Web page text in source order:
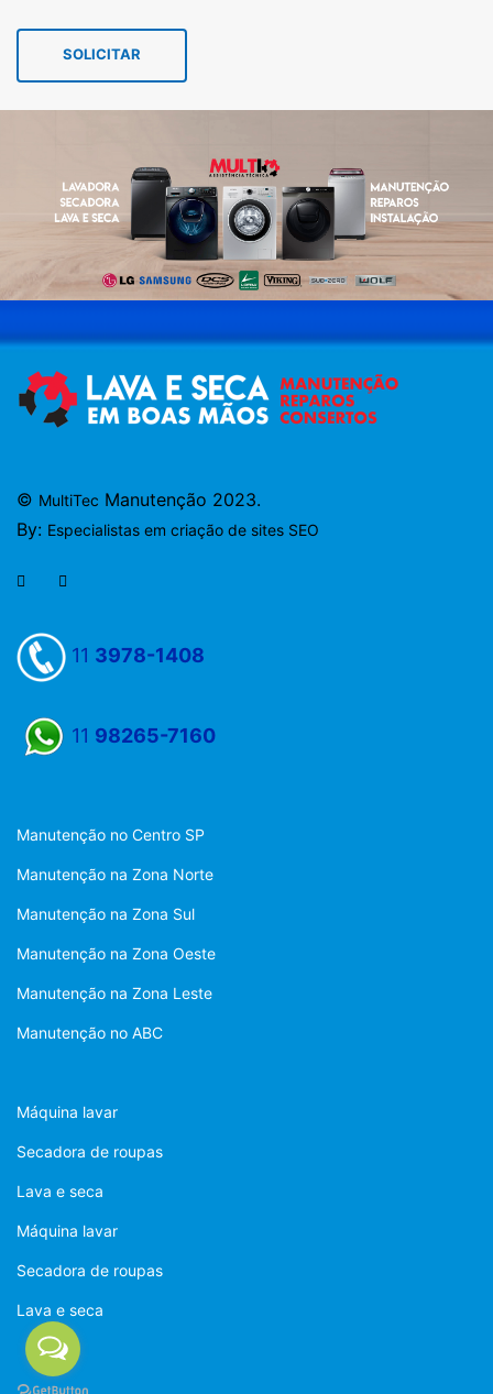
SOLICITAR
© MultiTec Manutenção 2023.
By: Especialistas em criação de sites SEO
11 3978-1408
11 98265-7160
Manutenção no Centro SP
Manutenção na Zona Norte
Manutenção na Zona Sul
Manutenção na Zona Oeste
Manutenção na Zona Leste
Manutenção no ABC
Máquina lavar
Secadora de roupas
Lava e seca
Máquina lavar
Secadora de roupas
Lava e seca